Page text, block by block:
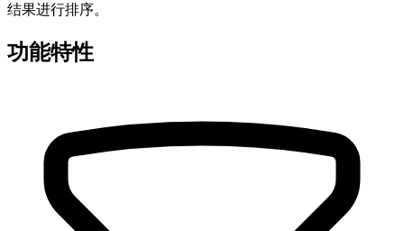
结果进行排序。
功能特性